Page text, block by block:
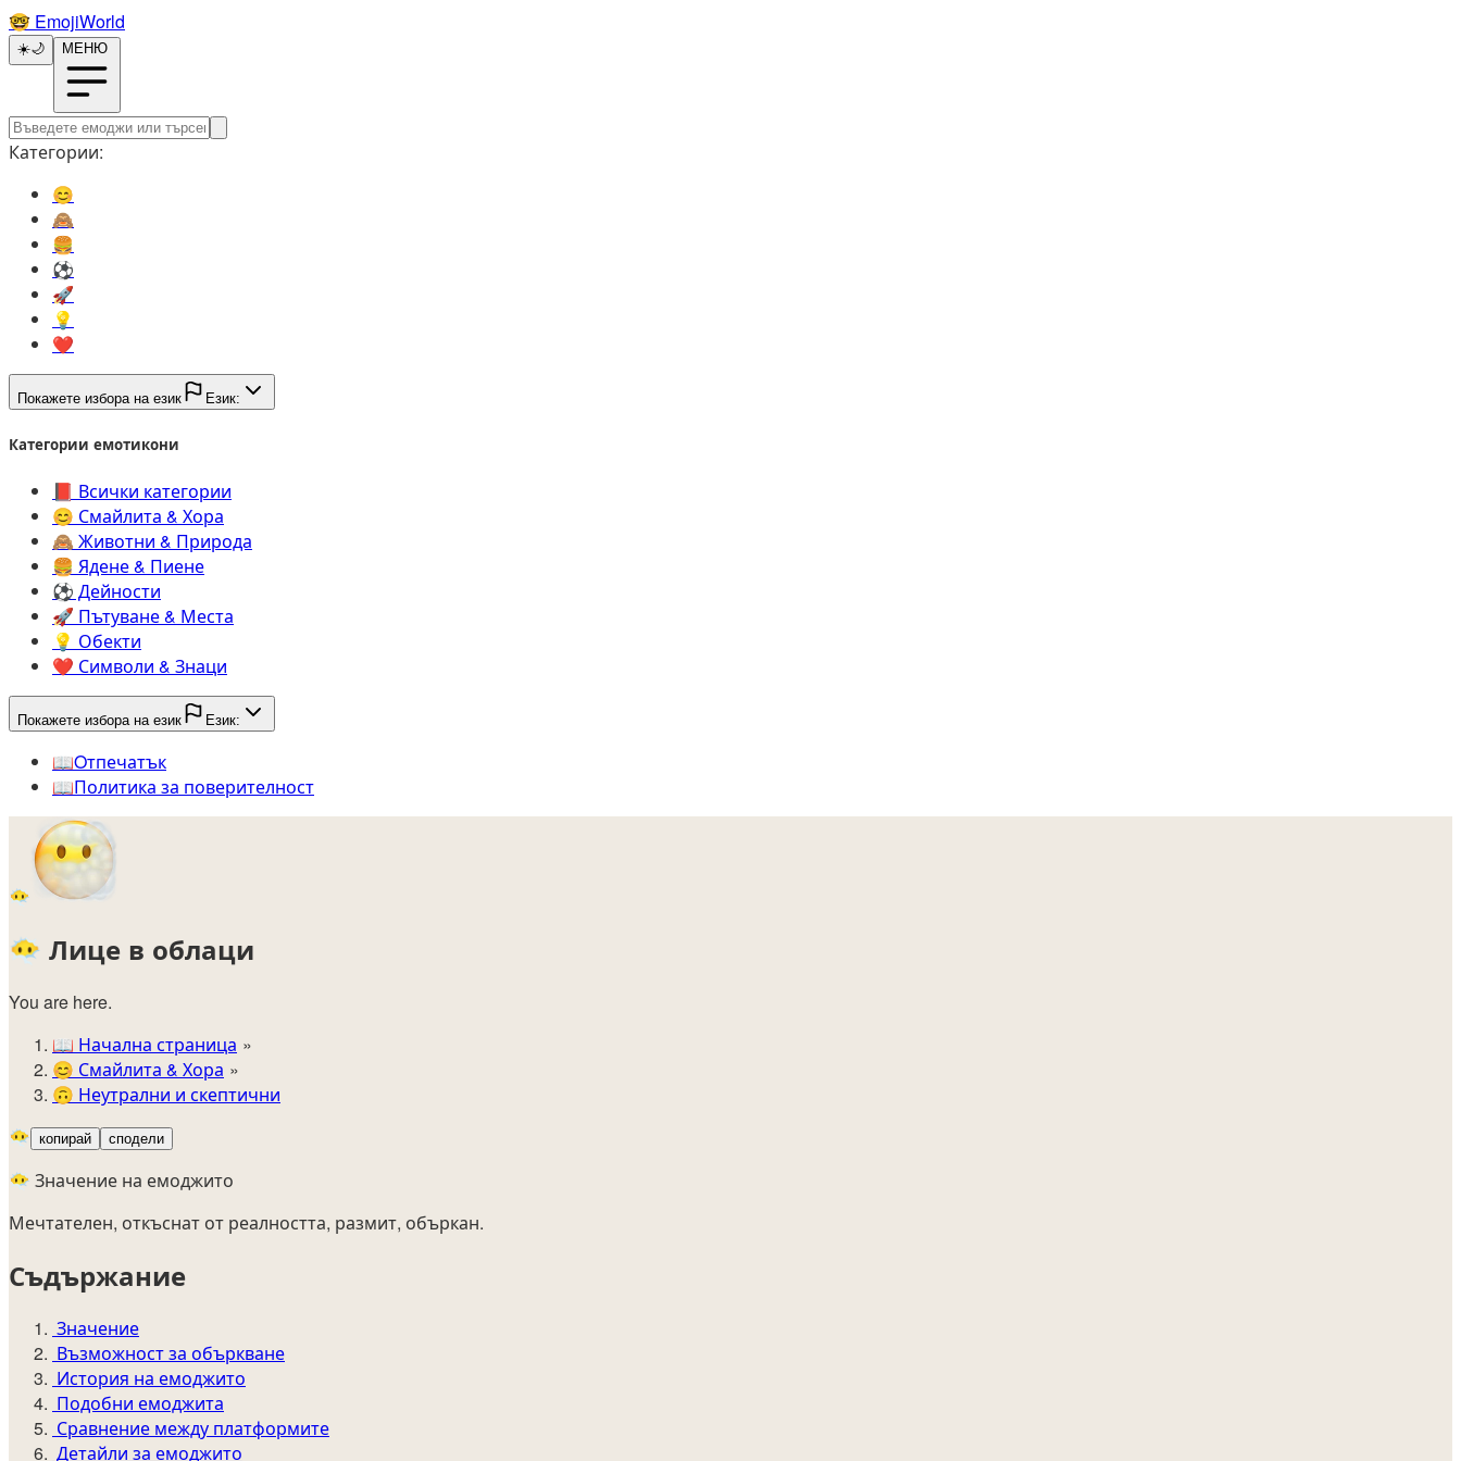
🤓️ EmojiWorld
☀️🌙 МЕНЮ
Категории:
😊️
🙈️
🍔️
⚽️
🚀️
💡️
❤️
Покажете избора на език Език:
Категории емотикони
📕️ Всички категории
😊️ Смайлита & Хора
🙈️ Животни & Природа
🍔️ Ядене & Пиене
⚽️ Дейности
🚀️ Пътуване & Места
💡️ Обекти
❤️ Символи & Знаци
Покажете избора на език Език:
📖️Oтпечатък
📖️Политика за поверителност
😶‍🌫️
😶‍🌫️ Лице в облаци
You are here.
📖 Начална страница
😊️ Смайлита & Хора
🙃 Неутрални и скептични
😶‍🌫️ копирай сподели
😶‍🌫️ Значение на емоджито
Мечтателен, откъснат от реалността, размит, объркан.
Съдържание
Значение
Възможност за объркване
История на емоджито
Подобни емоджита
Сравнение между платформите
Детайли за емоджито